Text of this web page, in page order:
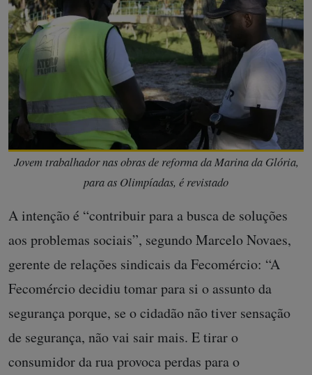
Jovem trabalhador nas obras de reforma da Marina da Glória,
para as Olimpíadas, é revistado
A intenção é “contribuir para a busca de soluções
aos problemas sociais”, segundo Marcelo Novaes,
gerente de relações sindicais da Fecomércio: “A
Fecomércio decidiu tomar para si o assunto da
segurança porque, se o cidadão não tiver sensação
de segurança, não vai sair mais. E tirar o
consumidor da rua provoca perdas para o